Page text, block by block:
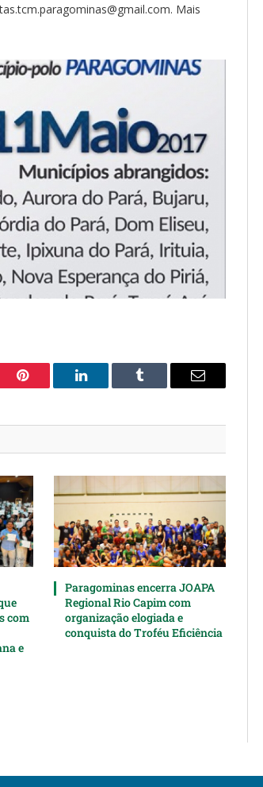
Mais
Pinterest LinkedIn Tumblr Email
com
e
Paragominas encerra JOAPA
Regional Rio Capim com
organização elogiada e
conquista do Troféu Eficiência